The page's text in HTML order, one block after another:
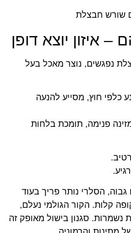
– איזון יוצא דופן
נפגשים, נוצר מאכל בעל
כלפי חוץ, מסייע להנעה
פנימה, תומכת בלחות
הסלרי נותר פריך בעוד
קלות. הקור הגולמי נעלם,
נשמרות. סגנון בישול מאופק זה